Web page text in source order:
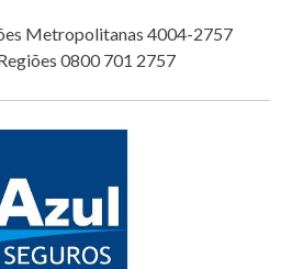
Metropolitanas 4004-2757
0800 701 2757